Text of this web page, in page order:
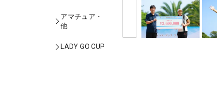
アマチュア・
他
LADY GO CUP